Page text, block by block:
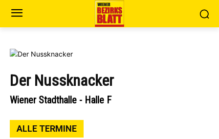
Der Nussknacker
Wiener Stadthalle - Halle F
ALLE TERMINE